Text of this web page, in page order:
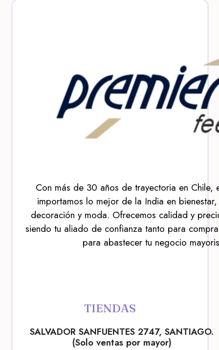
Con más de 30 años de trayectoria en Chile,
importamos lo mejor de la India en
decoración y moda. Ofrecemos calidad y
siendo tu aliado de confianza tanto para
para abastecer tu negocio
TIENDAS
SALVADOR SANFUENTES 2747, SANTIAGO.
(Solo ventas por mayor)